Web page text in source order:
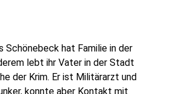
Schönebeck hat Familie in der
lebt ihr Vater in der Stadt
der Krim. Er ist Militärarzt und
konnte aber Kontakt mit